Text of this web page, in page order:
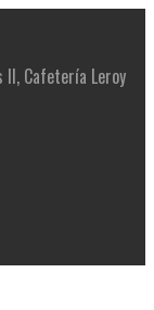
II, Cafetería Leroy